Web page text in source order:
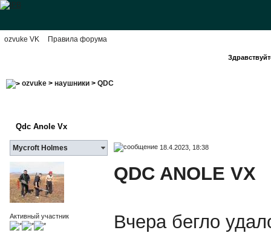
ozvuke VK Правила форума
ozvuke> наушники> QDC
Qdc Anole Vx
Mycroft Holmes 18.4.2023, 18:38
Активный участник
QDC ANOLE VX
Вчера бегло